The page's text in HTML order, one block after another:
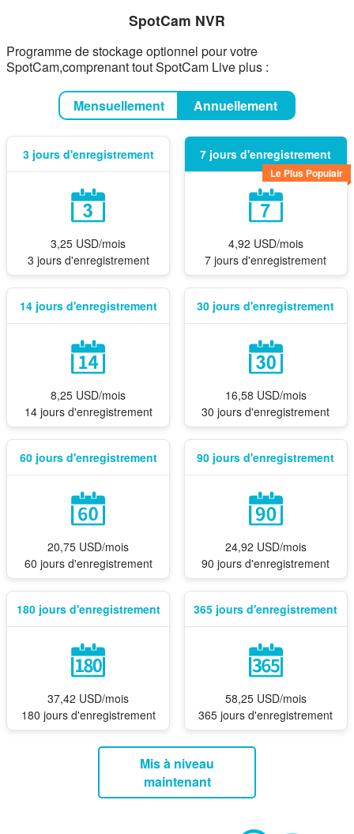
SpotCam NVR
Programme de stockage optionnel pour votre
SpotCam,comprenant tout SpotCam Live plus :
Mensuellement Annuellement
3 jours d'enregistrement
3,25 USD/mois
3 jours d'enregistrement
7 jours d'enregistrement
Le Plus Populair
4,92 USD/mois
7 jours d'enregistrement
14 jours d'enregistrement
8,25 USD/mois
14 jours d'enregistrement
30 jours d'enregistrement
16,58 USD/mois
30 jours d'enregistrement
60 jours d'enregistrement
20,75 USD/mois
60 jours d'enregistrement
90 jours d'enregistrement
24,92 USD/mois
90 jours d'enregistrement
180 jours d'enregistrement
37,42 USD/mois
180 jours d'enregistrement
365 jours d'enregistrement
58,25 USD/mois
365 jours d'enregistrement
Mis à niveau
maintenant